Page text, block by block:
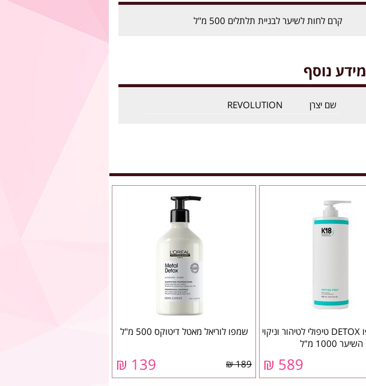
קרם לחות לשיער לבניית תלתלים 500 מ"ל
מידע נוסף
שם יצרן REVOLUTION
K18 שמפו DETOX טיפולי לטיהור וניקוי
השיער 1000 מ"ל
589 ₪
שמפו לוריאל מאטל דיטוקס 500 מ"ל
189 ₪
139 ₪